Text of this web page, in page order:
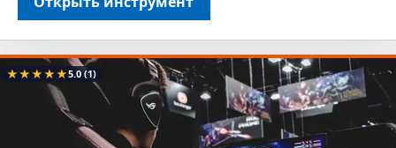
★★★★★5.0(1)